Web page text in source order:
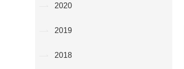
2020
2019
2018